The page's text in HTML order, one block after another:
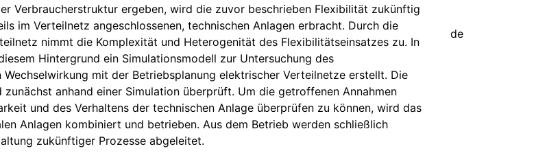
Verbraucherstruktur ergeben, wird die zuvor beschrieben Flexibilität zukünftig
im Verteilnetz angeschlossenen, technischen Anlagen erbracht. Durch die
nimmt die Komplexität und Heterogenität des Flexibilitätseinsatzes zu. In
Hintergrund ein Simulationsmodell zur Untersuchung des
Wechselwirkung mit der Betriebsplanung elektrischer Verteilnetze erstellt. Die
anhand einer Simulation überprüft. Um die getroffenen Annahmen
und des Verhaltens der technischen Anlage überprüfen zu können, wird das
Anlagen kombiniert und betrieben. Aus dem Betrieb werden schließlich
zukünftiger Prozesse abgeleitet.
de